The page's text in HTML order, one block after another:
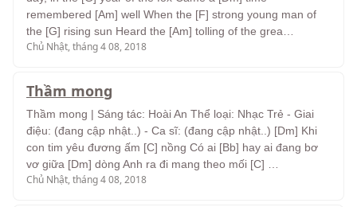
remembered [Am] well When the [F] strong young man of
the [G] rising sun Heard the [Am] tolling of the grea…
Chủ Nhật, tháng 4 08, 2018
Thầm mong
Thầm mong | Sáng tác: Hoài An Thể loại: Nhạc Trẻ - Giai
điệu: (đang cập nhật..) - Ca sĩ: (đang cập nhật..) [Dm] Khi
con tim yêu đương ấm [C] nồng Có ai [Bb] hay ai đang bơ
vơ giữa [Dm] dòng Anh ra đi mang theo mối [C] …
Chủ Nhật, tháng 4 08, 2018